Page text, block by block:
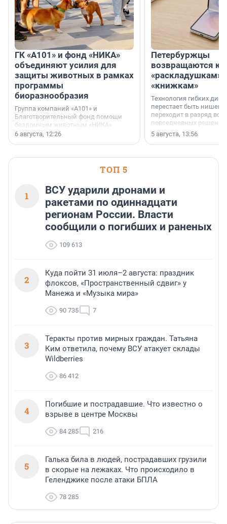
ГК «А101» и фонд «НИКА»
объединяют усилия для
защиты животных в рамках
программы
биоразнообразия
Группа компаний «А101» и
Благотворительный фонд помощи
бездомным животным «НИКА»
заключили соглашение о
6 августа, 12:26
Петербуржцы
возвращаются к
«раскладушкам»
«книжкам»
Технология гибких
перестает быть
переходит в разряд
повседневных
5 августа, 13:56
ТОП 5
1
ВСУ ударили дронами и
ракетами по одиннадцати
регионам России. Власти
сообщили о погибших и раненых
109 613
2
Куда пойти 31 июля–2 августа: праздник
флоксов, «Пространственный сдвиг» у
Манежа и «Музыка мира»
90 735 7
3
Теракты против мирных граждан. Татьяна
Ким ответила, почему ВСУ атакует склады
Wildberries
86 412
4
Погибшие и пострадавшие. Что известно о
взрыве в центре Москвы
84 285 216
5
Галька била в людей, пострадавших грузили
в скорые на лежаках. Что происходило в
Геленджике после атаки БПЛА
78 285